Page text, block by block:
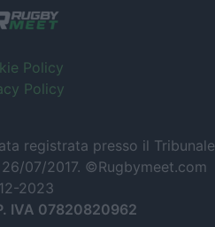
Policy
Policy
registrata presso il Tribunale
07/2017. ©Rugbymeet.com
2023
IVA 07820820962